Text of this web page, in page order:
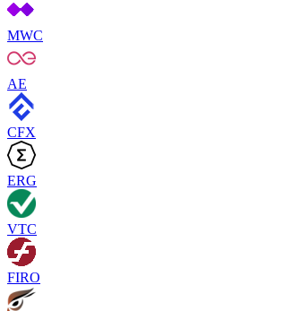
MWC
AE
CFX
ERG
VTC
FIRO